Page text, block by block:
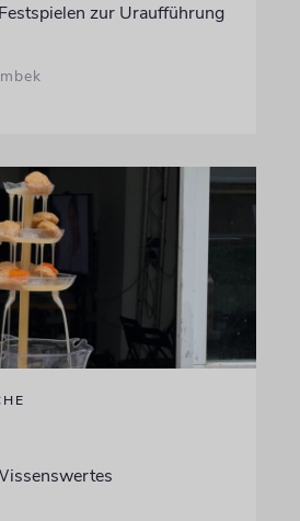
zur Uraufführung